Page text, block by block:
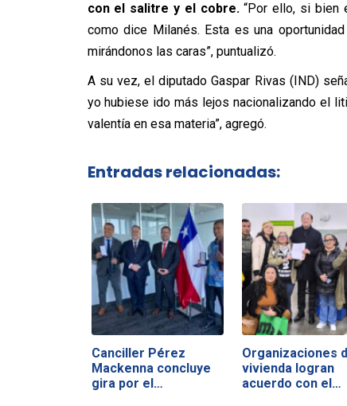
con el salitre y el cobre.“Por ello, si bien
como dice Milanés. Esta es una
mirándonos las caras”, puntualizó.
A su vez, el diputado Gaspar Rivas (IND)
yo hubiese ido más lejos nacionalizando el
valentía en esa materia”, agregó.
Entradas relacionadas:
Canciller Pérez
Mackenna concluye
gira por el…
Organizaciones
vivienda logran
acuerdo con el…